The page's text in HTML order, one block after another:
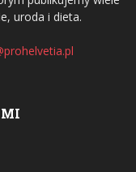
uroda i dieta.